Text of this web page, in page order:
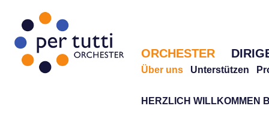
ORCHESTER
Über uns Unterstützen
HERZLICH WILLKOMMEN